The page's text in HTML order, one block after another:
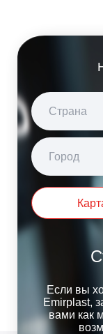
Страна
Город
Если вы
Emirplast,
вами как